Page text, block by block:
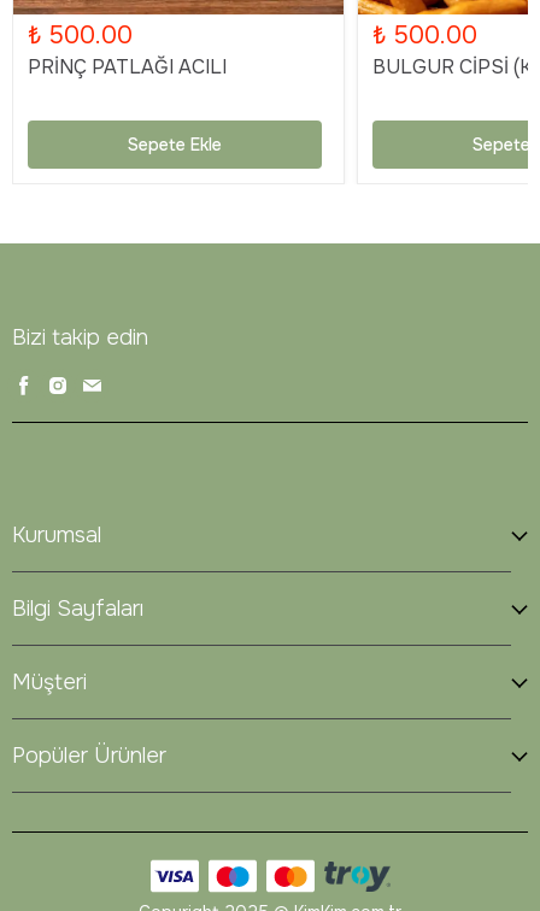
₺ 500.00
PRİNÇ PATLAĞI ACILI
Sepete Ekle
₺ 500.00
BULGUR CİPSİ
Sepete
Bizi takip edin
Kurumsal
Bilgi Sayfaları
Müşteri
Popüler Ürünler